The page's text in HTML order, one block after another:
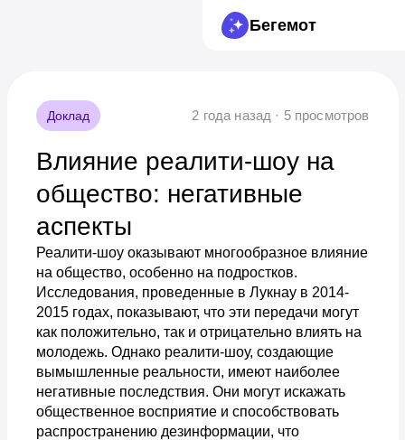
Бегемот
Доклад 2 года назад · 5 просмотров
Влияние реалити-шоу на
общество: негативные
аспекты
Реалити-шоу оказывают многообразное влияние
на общество, особенно на подростков.
Исследования, проведенные в Лукнау в 2014-
2015 годах, показывают, что эти передачи могут
как положительно, так и отрицательно влиять на
молодежь. Однако реалити-шоу, создающие
вымышленные реальности, имеют наиболее
негативные последствия. Они могут искажать
общественное восприятие и способствовать
распространению дезинформации, что